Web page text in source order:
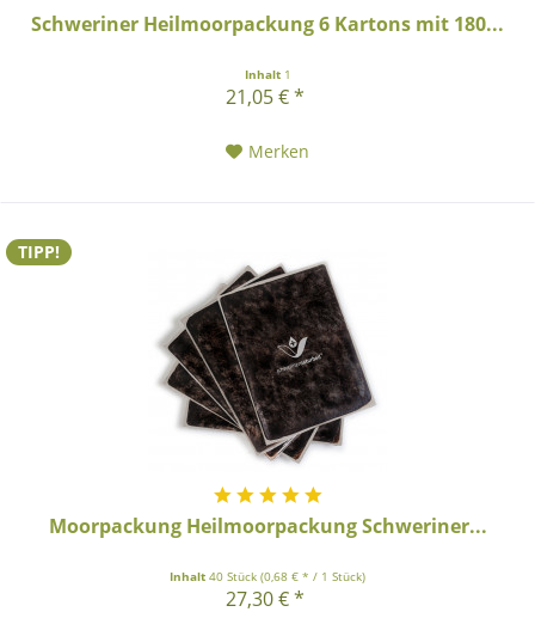
Schweriner Heilmoorpackung 6 Kartons mit 180...
Inhalt 1
21,05 € *
Merken
TIPP!
Moorpackung Heilmoorpackung Schweriner...
Inhalt40 Stück(0,68 € * / 1 Stück)
27,30 € *